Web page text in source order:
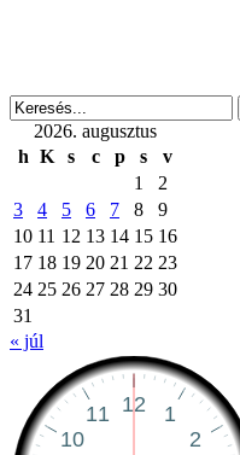
2026. augusztus
h K s c p s
v
1
2
3
4 5 6 7 8
9
10 11 12 13 14 15 16
17 18 19 20 21 22 23
24 25 26 27 28 29 30
31
« júl